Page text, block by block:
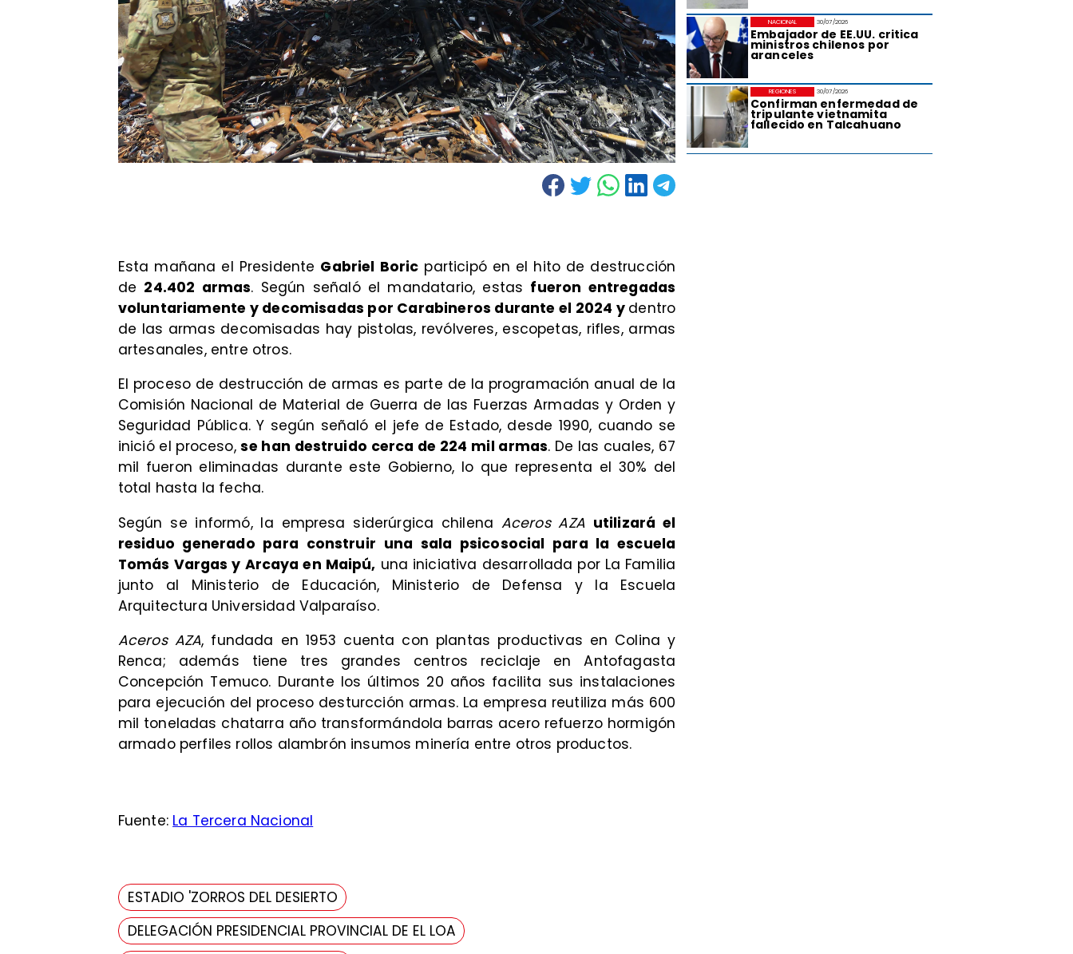
30/07/2026
Embajador de EE.UU. critica
ministros chilenos por
aranceles
NACIONAL
30/07/2026
Confirman enfermedad de
tripulante vietnamita
fallecido en Talcahuano
REGIONES
Esta mañana el Presidente Gabriel Boric participó en el hito de destrucción
de 24.402 armas. Según señaló el mandatario, estas fueron entregadas
voluntariamente y decomisadas por Carabineros durante el 2024 y dentro
de las armas decomisadas hay pistolas, revólveres, escopetas, rifles, armas
artesanales, entre otros.
El proceso de destrucción de armas es parte de la programación anual de la
Comisión Nacional de Material de Guerra de las Fuerzas Armadas y Orden y
Seguridad Pública. Y según señaló el jefe de Estado, desde 1990, cuando se
inició el proceso,se han destruido cerca de 224 mil armas. De las cuales, 67
mil fueron eliminadas durante este Gobierno, lo que representa el 30% del
total hasta la fecha.
Según se informó, la empresa siderúrgica chilena Aceros AZA utilizará el
residuo generado para construir una sala psicosocial para la escuela
Tomás Vargas y Arcaya en Maipú, una iniciativa desarrollada por La Familia
junto al Ministerio de Educación, Ministerio de Defensa y la Escuela
Arquitectura Universidad Valparaíso.
Aceros AZA, fundada en 1953 cuenta con plantas productivas en Colina y
Renca; además tiene tres grandes centros reciclaje en Antofagasta
Concepción Temuco. Durante los últimos 20 años facilita sus instalaciones
para ejecución del proceso desturcción armas. La empresa reutiliza más 600
mil toneladas chatarra año transformándola barras acero refuerzo hormigón
armado perfiles rollos alambrón insumos minería entre otros productos.
Fuente: La Tercera Nacional
ESTADIO 'ZORROS DEL DESIERTO
DELEGACIÓN PRESIDENCIAL PROVINCIAL DE EL LOA